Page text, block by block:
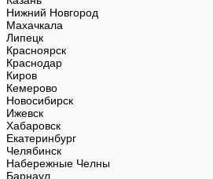
Нижний Новгород
Махачкала
Липецк
Красноярск
Краснодар
Киров
Кемерово
Новосибирск
Ижевск
Хабаровск
Екатеринбург
Челябинск
Набережные Челны
Барнаул